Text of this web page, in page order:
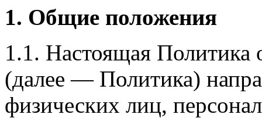
1. Общие положения
1.1. Настоящая Политика
(далее — Политика)
физических лиц,